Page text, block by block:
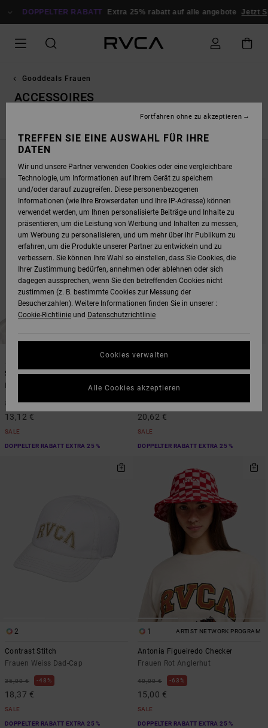
ZUR
DOPPELTER RABATT Extra 25% rabatt auf alle angebote Jetzt
Gooddeals Frauen
ACCESSOIRES
DIREKT
FILTERKRITERIEN
ÜBERSPRINGEN
FILTERN
Snug
35,00 € 63%
13,12 €
SALE
DOPPELTER RABATT EXTRA 25 %
1
Mesa
Frauen Grün Strohhut
55,00 € 63%
20,62 €
SALE
DOPPELTER RABATT EXTRA 25 %
2
Contrast Stitch
Frauen Weiss Dad-Cap
35,00 € 48%
18,37 €
SALE
DOPPELTER RABATT EXTRA 25 %
1 ARTIST NETWORK PROGRAM
Antonia Figueiredo Checker
Frauen Rot Anglerhut
40,00 € 63%
15,00 €
SALE
DOPPELTER RABATT EXTRA 25 %
TREFFEN SIE EINE AUSWAHL FÜR IHRE
DATEN
Wir und unsere Partner verwenden Cookies oder eine vergleichbare
Technologie, um Informationen auf Ihrem Gerät zu speichern
und/oder darauf zuzugreifen. Diese personenbezogenen
Informationen (wie Ihre Browserdaten und Ihre IP-Adresse) können
verwendet werden, um Ihnen personalisierte Beiträge und Inhalte zu
präsentieren, um die Leistung von Werbung und Inhalten zu messen,
um Werbung zu personalisieren, und um mehr über ihr Publikum zu
erfahren, um die Produkte unserer Partner zu entwickeln und zu
verbessern. Sie können Ihre Wahl so einstellen, dass Sie Cookies, die
Ihrer Zustimmung bedürfen, annehmen oder ablehnen oder sich
dagegen aussprechen, wenn Sie den betreffenden Cookies nicht
zustimmen (z. B. bestimmte Cookies zur Messung der
Besucherzahlen). Weitere Informationen finden Sie in unserer :
Cookie-Richtlinie und Datenschutzrichtlinie
Cookies verwalten
Fortfahren ohne zu akzeptieren
Alle Cookies akzeptieren